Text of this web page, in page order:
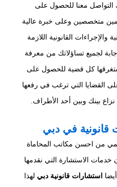
التواصل معنا للحصول على
متخصصين وعلى خبرة عالية
والإجراءات القانونية اللازمة
لجميع تساؤلاتك من معرفة
كل قضية للحصول على
القضايا التي ترغب في رفعها
بينك وبين أحد الأطراف.
في دبي
من احسن مكاتب المحاماة
الاستشارة التي نقدمها
استشارات قانونية دبي لهذا